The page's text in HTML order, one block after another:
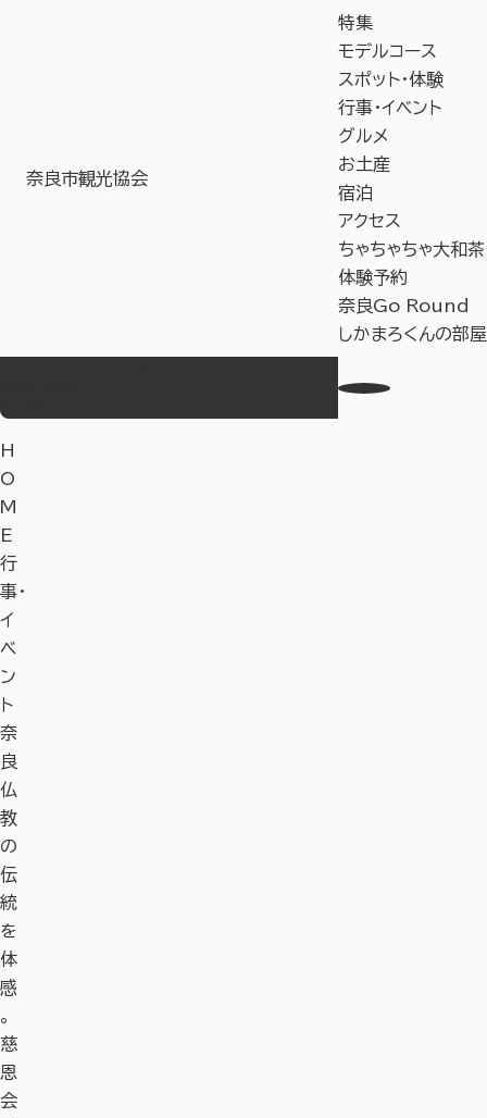
奈良市観光協会
特集
モデルコース
スポット・体験
行事・イベント
グルメ
お土産
宿泊
アクセス
ちゃちゃちゃ大和茶
体験予約
奈良Go Round
しかまろくんの部屋
H
O
M
E
行
事・
イ
ベ
ン
ト
奈
良
仏
教
の
伝
統
を
体
感
。
慈
恩
会